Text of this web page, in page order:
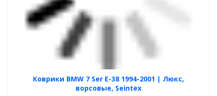
Коврики BMW 7 Ser E-38 1994-2001 | Люкс,
ворсовые, Seintex